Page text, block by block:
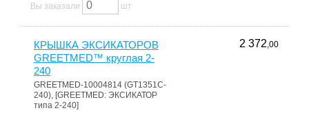
Вы заказали шт
КРЫШКА ЭКСИКАТОРОВ
GREETMED™ круглая 2-
240
GREETMED-10004814 (GT1351C-
240), [GREETMED: ЭКСИКАТОР
типа 2-240]
2 372,00